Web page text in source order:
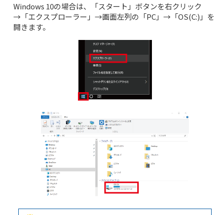
Windows 10の場合は、「スタート」ボタンを右クリック
→「エクスプローラー」→画面左列の「PC」→「OS(C:)」を
開きます。